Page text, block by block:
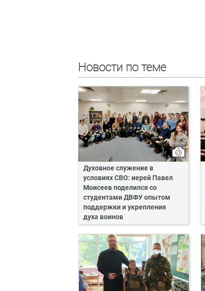
Новости по теме
Духовное служение в
условиях СВО: иерей Павел
Моисеев поделился со
студентами ДВФУ опытом
поддержки и укрепления
духа воинов